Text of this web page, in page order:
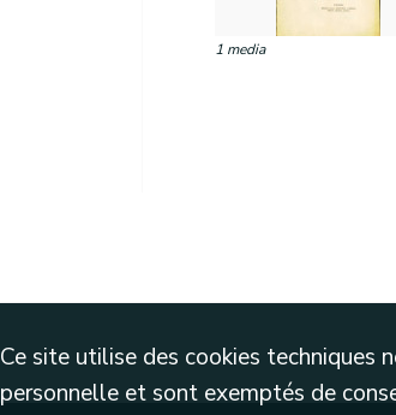
1 media
Ce site utilise des cookies techniques
personnelle et sont exemptés de